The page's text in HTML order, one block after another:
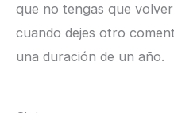
que no tengas que
cuando dejes otro
una duración de un año.